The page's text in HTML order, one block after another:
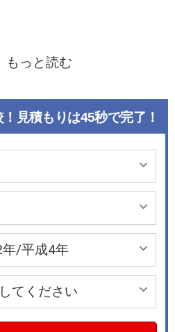
もっと読む
！見積もりは45秒で完了！